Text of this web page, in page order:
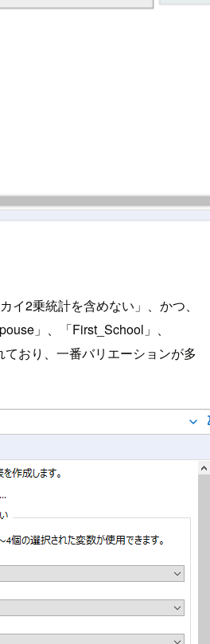
イ2乗統計を含めない」、かつ、
」、「First_School」、
ており、一番バリエーションが多